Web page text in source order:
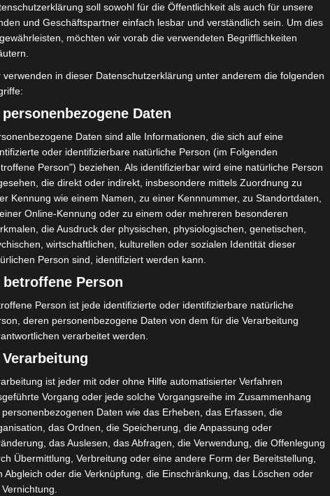
5 (0)
0 0 0 5 (0) 0 0
5 (0)
1
1 (0)
1 0 0 6 (0)
1 0 0 11 (0) 0 0
H/A Ergebnis
2
A U 1:1 90`
1
H G 2:1 90`
1
A 1:2
soll sowohl für die Öffentlichkeit als auch für unsere
und Geschäftspartner einfach lesbar und verständlich sein. Um dies
möchten wir vorab die verwendeten Begrifflichkeiten
verwenden in dieser Datenschutzerklärung unter anderem die folgenden
personenbezogene Daten
Daten sind alle Informationen, die sich auf eine
oder identifizierbare natürliche Person (im Folgenden
Person") beziehen. Als identifizierbar wird eine natürliche Person
die direkt oder indirekt, insbesondere mittels Zuordnung zu
Kennung wie einem Namen, zu einer Kennnummer, zu Standortdaten,
Online-Kennung oder zu einem oder mehreren besonderen
die Ausdruck der physischen, physiologischen, genetischen,
wirtschaftlichen, kulturellen oder sozialen Identität dieser
Person sind, identifiziert werden kann.
betroffene Person
Person ist jede identifizierte oder identifizierbare natürliche
deren personenbezogene Daten von dem für die Verarbeitung
verarbeitet werden.
ist jeder mit oder ohne Hilfe automatisierter Verfahren
Vorgang oder jede solche Vorgangsreihe im Zusammenhang
personenbezogenen Daten wie das Erheben, das Erfassen, die
das Ordnen, die Speicherung, die Anpassung oder
das Auslesen, das Abfragen, die Verwendung, die Offenlegung
Übermittlung, Verbreitung oder eine andere Form der Bereitstellung,
Abgleich oder die Verknüpfung, die Einschränkung, das Löschen oder